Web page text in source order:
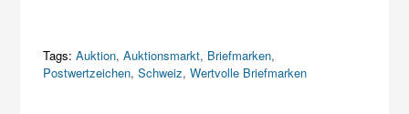
Tags: Auktion,Auktionsmarkt, Briefmarken,
Postwertzeichen,Schweiz,Wertvolle Briefmarken